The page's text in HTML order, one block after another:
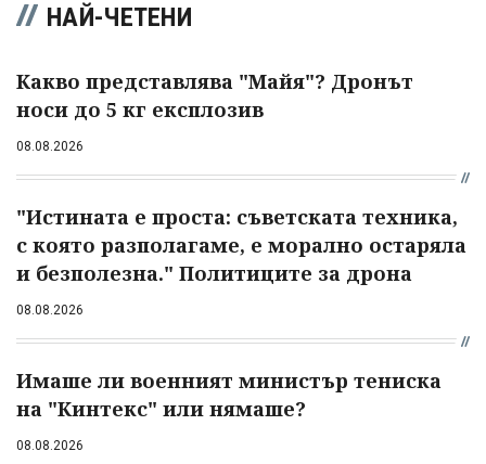
НАЙ-ЧЕТЕНИ
Какво представлява "Майя"? Дронът
носи до 5 кг експлозив
08.08.2026
"Истината е проста: съветската техника,
с която разполагаме, е морално остаряла
и безполезна." Политиците за дрона
08.08.2026
Имаше ли военният министър тениска
на "Кинтекс" или нямаше?
08.08.2026